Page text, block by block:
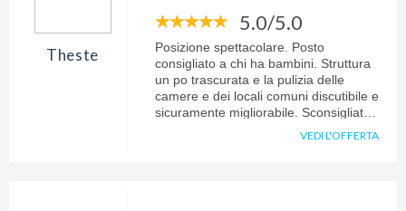
Theste
5.0/5.0
Posizione spettacolare. Posto
consigliato a chi ha bambini. Struttura
un po trascurata e la pulizia delle
camere e dei locali comuni discutibile e
sicuramente migliorabile. Sconsigliato
VEDI L'OFFERTA